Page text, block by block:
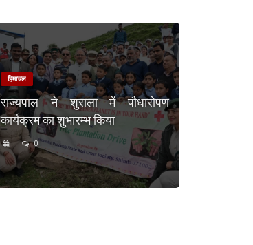
हिमाचल
राज्यपाल ने शुराला में पौधारोपण
कार्यक्रम का शुभारम्भ किया
0